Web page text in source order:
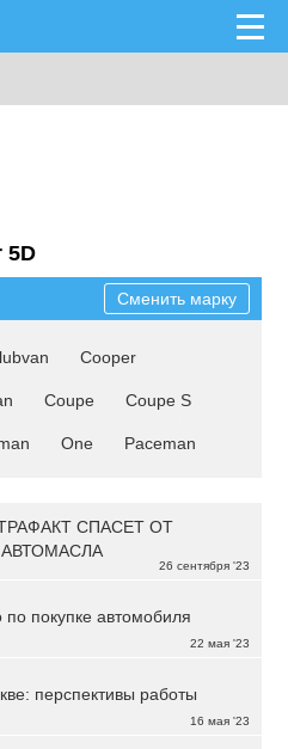
5D
Сменить марку
Cooper
Coupe Coupe S
One Paceman
26 сентября '23
СПАСЕТ ОТ
22 мая '23
по покупке автомобиля
16 мая '23
перспективы работы